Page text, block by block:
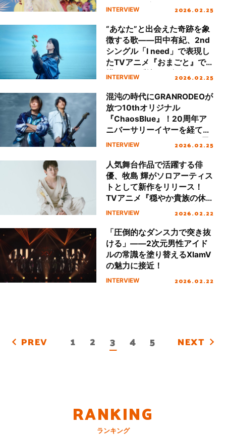
it」インタビュー
INTERVIEW 2026.02.25
“あなた”と出会えた奇跡を象
徴する歌――田中有紀、2nd
シングル「I need」で表現し
たTVアニメ『おまごと』で
描かれる“覚悟”と自身の“あり
INTERVIEW 2026.02.25
混沌の時代にGRANRODEOが
放つ10thオリジナル
『ChaosBlue』！20周年ア
ニバーサリーイヤーを経て
KISHOWとe-ZUKAは何を思
INTERVIEW 2026.02.25
人気舞台作品で活躍する俳
優、牧島 輝がソロアーティス
トとして新作をリリース！
TVアニメ『穏やか貴族の休
暇のすすめ。』のオープニン
ムバージョンを含む７曲入り
のミニアルバム『ガッシュ』
について話を聞いた
INTERVIEW 2026.02.22
「圧倒的なダンス力で突き抜
ける」――2次元男性アイド
ルの常識を塗り替えるXlamV
の魅力に接近！
INTERVIEW 2026.02.22
PREV 1 2 3 4 5 NEXT
RANKING
ランキング